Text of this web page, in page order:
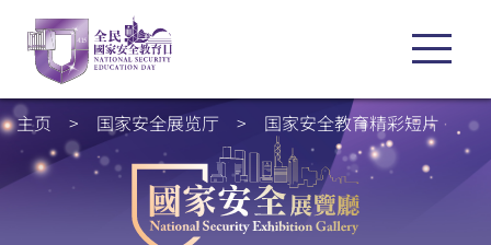
主页 > 国家安全展览厅 > 国家安全教育精彩短片